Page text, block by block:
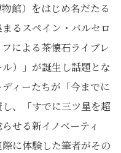
館）をはじめ名だたる
るスペイン・バルセロ
による茶懐石ライブレ
）」が誕生し話題とな
ィーたちが「今までに
、「すでに三ツ星を超
せる新イノベーティ
に体験した筆者がその